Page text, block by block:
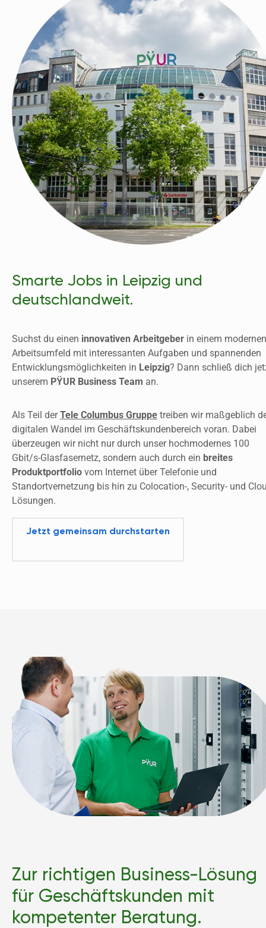
Smarte Jobs in Leipzig und
deutschlandweit.
Suchst du einen innovativen Arbeitgeber in einem modernen
Arbeitsumfeld mit interessanten Aufgaben und spannenden
Entwicklungsmöglichkeiten in Leipzig? Dann schließ dich
unserem PŸUR Business Team an.
Als Teil der Tele Columbus Gruppe treiben wir maßgeblich
digitalen Wandel im Geschäftskundenbereich voran. Dabei
überzeugen wir nicht nur durch unser hochmodernes 100
Gbit/s-Glasfasernetz, sondern auch durch ein breites
Produktportfolio vom Internet über Telefonie und
Standortvernetzung bis hin zu Colocation-, Security- und
Lösungen.
Jetzt gemeinsam durchstarten
Zur richtigen Business-Lösung
für Geschäftskunden mit
kompetenter Beratung.